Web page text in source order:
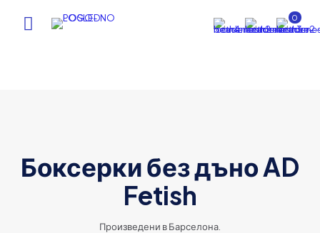
0
Боксерки без дъно AD
Fetish
Произведени в Барселона.